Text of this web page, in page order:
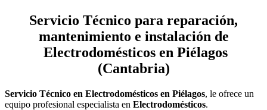
Servicio Técnico para reparación,
mantenimiento e instalación de
Electrodomésticos en Piélagos
(Cantabria)
Servicio Técnico en Electrodomésticos en Piélagos, le ofrece un
equipo profesional especialista en Electrodomésticos.